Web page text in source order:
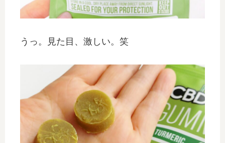
うっ。見た目、激しい。笑